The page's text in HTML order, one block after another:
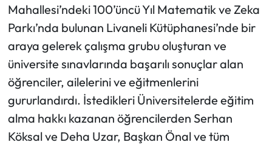
Mahallesi’ndeki 100’üncü Yıl Matematik ve Zeka
Parkı’nda bulunan Livaneli Kütüphanesi’nde bir
araya gelerek çalışma grubu oluşturan ve
üniversite sınavlarında başarılı sonuçlar alan
öğrenciler, ailelerini ve eğitmenlerini
gururlandırdı. İstedikleri Üniversitelerde eğitim
alma hakkı kazanan öğrencilerden Serhan
Köksal ve Deha Uzar, Başkan Önal ve tüm